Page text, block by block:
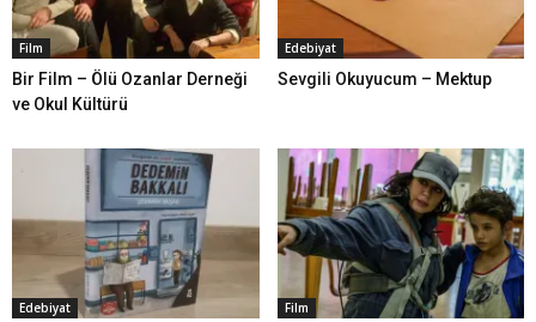
Film
Bir Film – Ölü Ozanlar Derneği
ve Okul Kültürü
Edebiyat
Sevgili Okuyucum – Mektup
Edebiyat Film